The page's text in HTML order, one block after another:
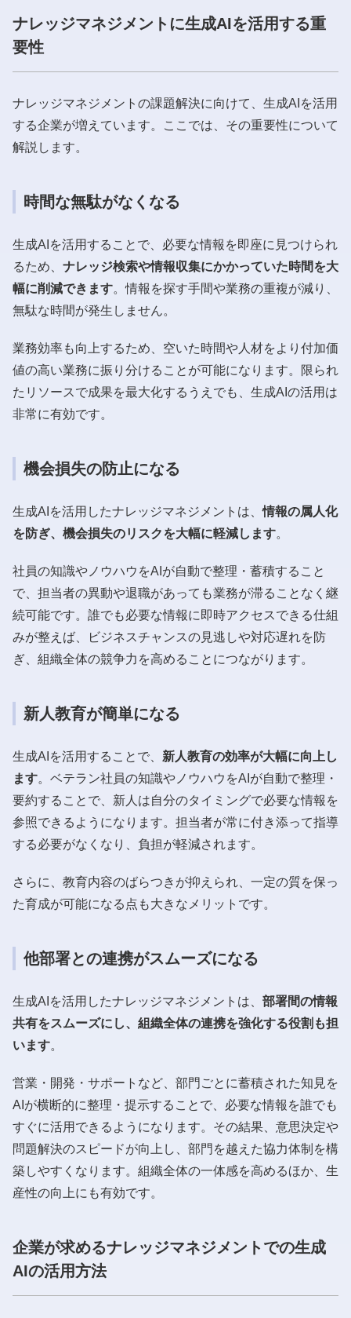
ナレッジマネジメントに生成AIを活用する重
要性
ナレッジマネジメントの課題解決に向けて、生成AIを活用
する企業が増えています。ここでは、その重要性について
解説します。
時間な無駄がなくなる
生成AIを活用することで、必要な情報を即座に見つけられ
るため、 ナレッジ検索や情報収集にかかっていた時間を大
幅に削減できます。情報を探す手間や業務の重複が減り、
無駄な時間が発生しません。
業務効率も向上するため、空いた時間や人材をより付加価
値の高い業務に振り分けることが可能になります。限られ
たリソースで成果を最大化するうえでも、生成AIの活用は
非常に有効です。
機会損失の防止になる
生成AIを活用したナレッジマネジメントは、情報の属人化
を防ぎ、機会損失のリスクを大幅に軽減します。
社員の知識やノウハウをAIが自動で整理・蓄積すること
で、担当者の異動や退職があっても業務が滞ることなく継
続可能です。誰でも必要な情報に即時アクセスできる仕組
みが整えば、ビジネスチャンスの見逃しや対応遅れを防
ぎ、組織全体の競争力を高めることにつながります。
新人教育が簡単になる
生成AIを活用することで、 新人教育の効率が大幅に向上し
ます。ベテラン社員の知識やノウハウをAIが自動で整理・
要約することで、新人は自分のタイミングで必要な情報を
参照できるようになります。担当者が常に付き添って指導
する必要がなくなり、負担が軽減されます。
さらに、教育内容のばらつきが抑えられ、一定の質を保っ
た育成が可能になる点も大きなメリットです。
他部署との連携がスムーズになる
生成AIを活用したナレッジマネジメントは、 部署間の情報
共有をスムーズにし、組織全体の連携を強化する役割も担
います。
営業・開発・サポートなど、部門ごとに蓄積された知見を
AIが横断的に整理・提示することで、必要な情報を誰でも
すぐに活用できるようになります。その結果、意思決定や
問題解決のスピードが向上し、部門を越えた協力体制を構
築しやすくなります。組織全体の一体感を高めるほか、生
産性の向上にも有効です。
企業が求めるナレッジマネジメントでの生成
AIの活用方法